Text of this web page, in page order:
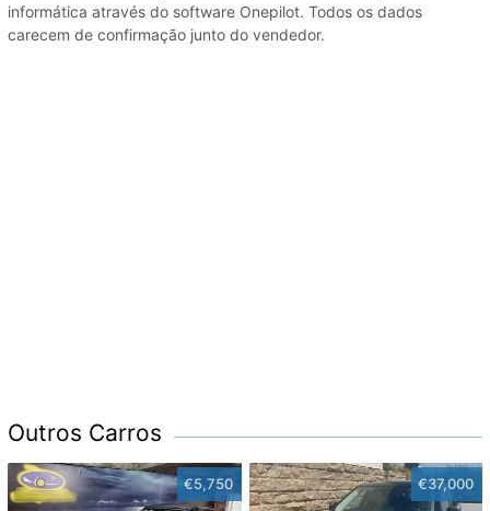
informática através do software Onepilot. Todos os dados
carecem de confirmação junto do vendedor.
Outros Carros
€5,750 €37,000